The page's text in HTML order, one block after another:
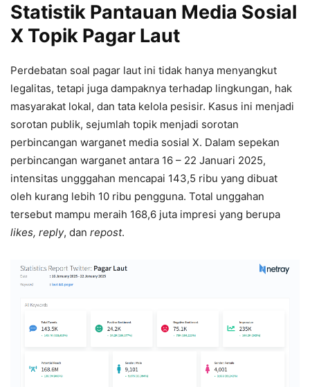
Statistik Pantauan Media Sosial
X Topik Pagar Laut
Perdebatan soal pagar laut ini tidak hanya menyangkut
legalitas, tetapi juga dampaknya terhadap lingkungan, hak
masyarakat lokal, dan tata kelola pesisir. Kasus ini menjadi
sorotan publik, sejumlah topik menjadi sorotan
perbincangan warganet media sosial X. Dalam sepekan
perbincangan warganet antara 16 – 22 Januari 2025,
intensitas ungggahan mencapai 143,5 ribu yang dibuat
oleh kurang lebih 10 ribu pengguna. Total unggahan
tersebut mampu meraih 168,6 juta impresi yang berupa
likes, reply, dan repost.